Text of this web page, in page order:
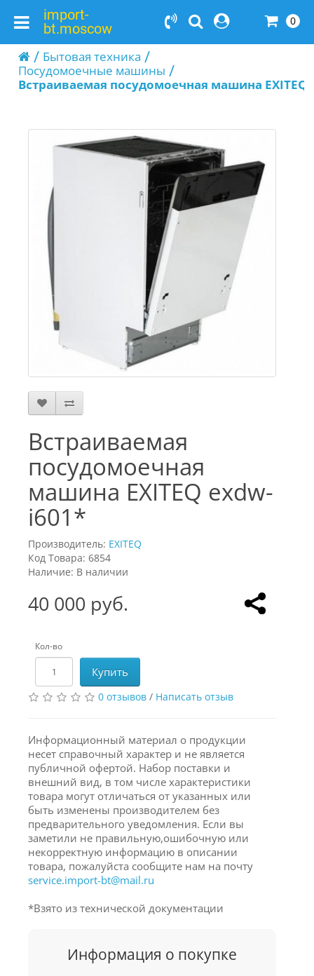
import-
bt.moscow
0
Бытовая техника
Посудомоечные машины
Встраиваемая посудомоечная машина EXITEQ
Встраиваемая
посудомоечная
машина EXITEQ exdw-
i601*
Производитель: EXITEQ
Код Товара: 6854
Наличие: В наличии
40 000 руб.
Кол-во
Купить
0 отзывов / Написать отзыв
Информационный материал о продукции
несет справочный характер и не является
публичной офертой. Набор поставки и
внешний вид, в том числе характеристики
товара могут отличаться от указанных или
быть изменены производителем без
предварительного уведомления. Если вы
заметили не правильную,ошибочную или
некорректную информацию в описании
товара, пожалуйста сообщите нам на почту
service.import-bt@mail.ru
*Взято из технической документации
Информация о покупке